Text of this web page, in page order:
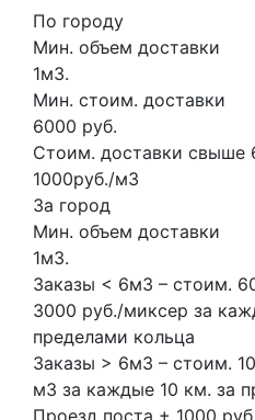
По городу
Мин. объем доставки
1м3.
Мин. стоим. доставки
6000 руб.
Стоим. доставки свыше
1000руб./м3
За город
Мин. объем доставки
1м3.
Заказы < 6м3 – стоим.
3000 руб./миксер за
пределами кольца
Заказы > 6м3 – стоим.
м3 за каждые 10 км. за
Проезд поста + 1000